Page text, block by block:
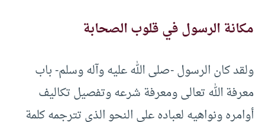
مكانة الرسول في قلوب الصحابة
ولقد كان الرسول -صلى الله عليه وآله وسلم- باب
معرفة الله تعالى ومعرفة شرعه وتفصيل تكاليف
أوامره ونواهيه لعباده على النحو الذي تترجمه كلمة